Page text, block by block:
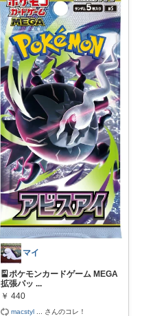
マイ
🎴ポケモンカードゲーム MEGA
拡張パッ ...
￥ 440
macstyl さんのコレ！